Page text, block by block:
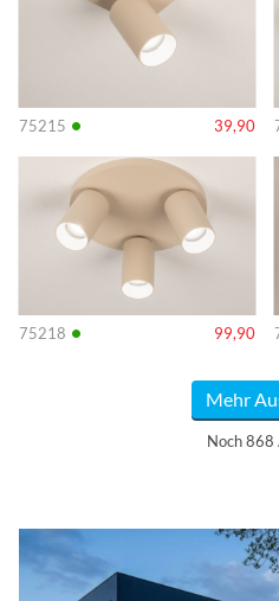
75215 • 39,90
75218 • 99,90
Info
Mehr
Noch